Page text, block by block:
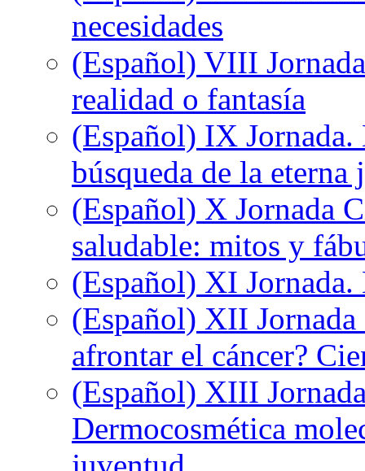
necesidades
(Español) VIII
realidad o fantasía
(Español) IX
búsqueda de la eterna
(Español) X Jornada
saludable: mitos y
(Español) XI Jornada.
(Español) XII Jornada
afrontar el cáncer?
(Español) XIII
Dermocosmética